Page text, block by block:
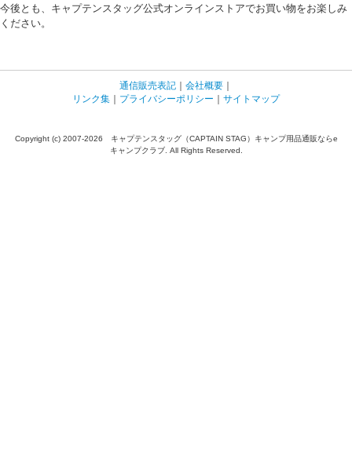
今後とも、キャプテンスタッグ公式オンラインストアでお買い物をお楽しみ
ください。
通信販売表記 ｜ 会社概要 ｜
リンク集 ｜ プライバシーポリシー ｜ サイトマップ
Copyright (c) 2007-2026 キャプテンスタッグ（CAPTAIN STAG）キャンプ用品通販ならe
キャンプクラブ. All Rights Reserved.